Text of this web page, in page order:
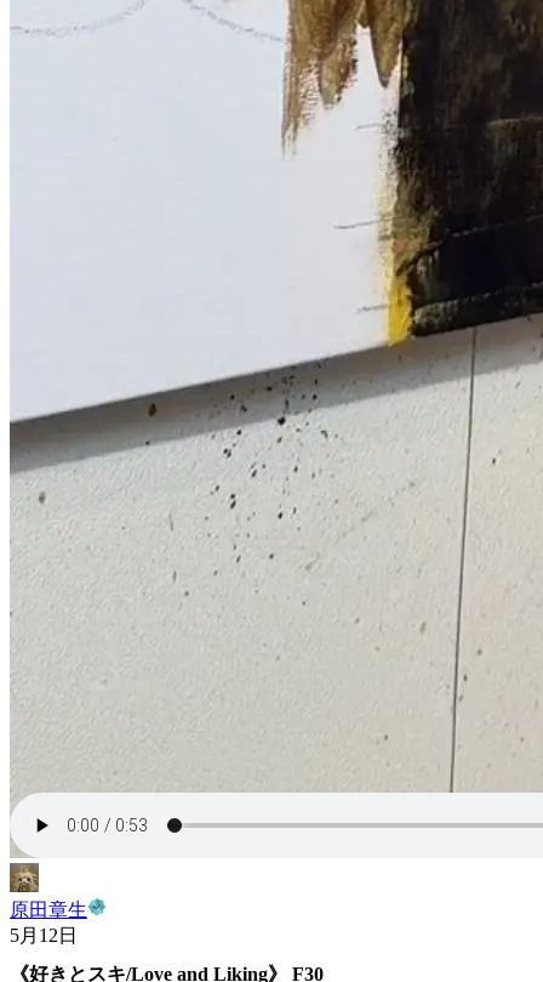
原田章生
5月12日
《好きとスキ/Love and Liking》 F30